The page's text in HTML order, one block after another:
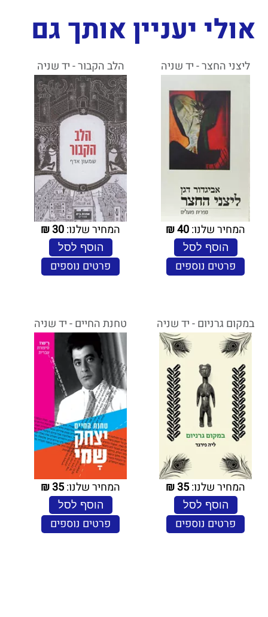
אולי יעניין אותך גם
ליצני החצר - יד שניה
המחיר שלנו:40
₪
הוסף לסל
פרטים נוספים
הלב הקבור - יד שניה
המחיר שלנו:30
₪
הוסף לסל
פרטים נוספים
במקום גרניום - יד שניה
המחיר שלנו:35
₪
הוסף לסל
פרטים נוספים
טחנת החיים - יד שניה
המחיר שלנו:35
₪
הוסף לסל
פרטים נוספים